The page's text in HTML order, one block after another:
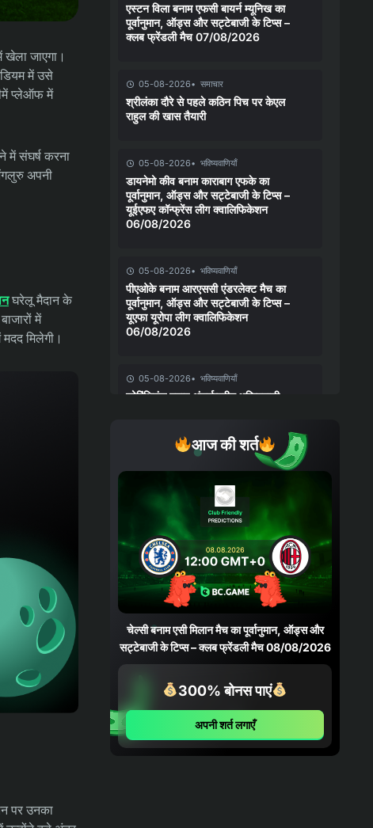
जाएगा।
में उसे
प्लेऑफ में
में संघर्ष करना
अपनी
घरेलू मैदान के
में
मिलेगी।
पर उनका
एस्टन विला बनाम एफसी बायर्न म्यूनिख का
पूर्वानुमान, ऑड्स और सट्टेबाजी के टिप्स –
क्लब फ्रेंडली मैच 07/08/2026
05-08-2026 समाचार
श्रीलंका दौरे से पहले कठिन पिच पर केएल
राहुल की खास तैयारी
05-08-2026 भविष्यवाणियाँ
डायनेमो कीव बनाम काराबाग एफके का
पूर्वानुमान, ऑड्स और सट्टेबाजी के टिप्स –
यूईएफए कॉन्फ्रेंस लीग क्वालिफिकेशन
06/08/2026
05-08-2026 भविष्यवाणियाँ
पीएओके बनाम आरएससी एंडरलेक्ट मैच का
पूर्वानुमान, ऑड्स और सट्टेबाजी के टिप्स –
यूएफा यूरोपा लीग क्वालिफिकेशन
06/08/2026
05-08-2026 भविष्यवाणियाँ
कोरिंथियंस बनाम अंतर्राष्ट्रीय भविष्यवाणी,
04-08-2026 भविष्यवाणियाँ
चेल्सी बनाम जुवेंटस मैच का पूर्वानुमान, ऑड्स
और सट्टेबाजी के टिप्स – क्लब फ्रेंडली मैच
05/08/2026
04-08-2026 भविष्यवाणियाँ
फ़ोर्टालेज़ा बनाम पाल्मेरास भविष्यवाणी,
संभावनाएँ और सट्टेबाजी युक्तियाँ – कोपा
बेटानो डो ब्रासील 06/08/2026
भविष्यवाणियाँ
संभावनाएँ और सट्टेबाजी युक्तियाँ – कोपा
बेटानो डो ब्रासील 05/08/2026
03-08-2026 समाचार
आज की शर्त
चेल्सी बनाम एसी मिलान मैच का पूर्वानुमान, ऑड्स और
सट्टेबाजी के टिप्स – क्लब फ्रेंडली मैच 08/08/2026
300% बोनस पाएं
अपनी शर्त लगाएँ